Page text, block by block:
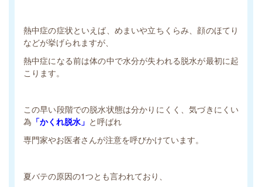
熱中症の症状といえば、めまいや立ちくらみ、顔のほてり
などが挙げられますが、
熱中症になる前は体の中で水分が失われる脱水が最初に起
こります。
この早い段階での脱水状態は分かりにくく、気づきにくい
為 「かくれ脱水」 と呼ばれ
専門家やお医者さんが注意を呼びかけています。
夏バテの原因の1つとも言われており、